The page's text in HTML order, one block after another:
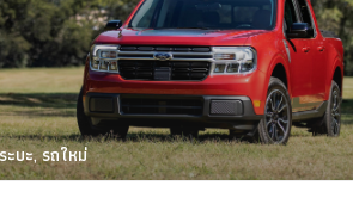
ะบะ, รถใหม่